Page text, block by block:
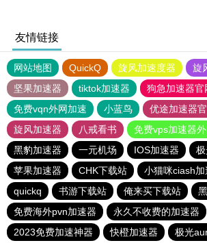
友情链接
网站地图 QuickQ 旋风加速度器 旋
坚果加速器
tiktok加速器
狗急加速器官
免费vqn外网加速
小蓝鸟 优途加速器
旋风加速器
八戒看书
免费vps加速器
黑豹加速器
一元机场 IOS加速器
苹果加速器
CHK下载站 小猫咪ciash加
quickq
书游下载站 俺来买下载站
免费海外pvn加速器
永久不收费的加速器
2023免费加速神器
快橙加速器 极光